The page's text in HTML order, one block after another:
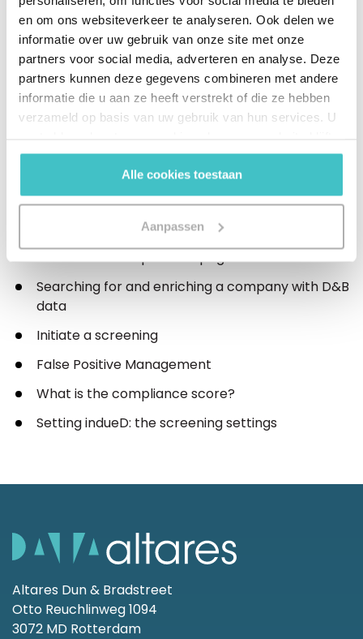
en om ons websiteverkeer te analyseren. Ook delen we
informatie over uw gebruik van onze site met onze
partners voor social media, adverteren en analyse. Deze
partners kunnen deze gegevens combineren met andere
informatie die u aan ze heeft verstrekt of die ze hebben
verzameld op basis van uw gebruik van hun services. U
gebruiken.
Alle cookies toestaan
Aanpassen
Explanation of the start page
Navigating the platform
Overview of the portfolio page
Searching for and enriching a company with D&B
data
Initiate a screening
False Positive Management
What is the compliance score?
Setting indueD: the screening settings
Altares Dun & Bradstreet
Otto Reuchlinweg 1094
3072 MD Rotterdam